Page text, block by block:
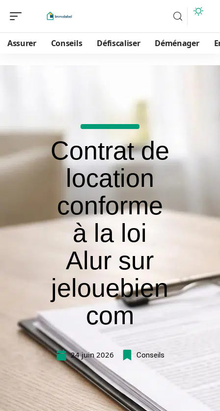
Assurer Conseils Défiscaliser Déménager
Contrat de
location
conforme
à la loi
Alur sur
jelouebien
com
24 juin 2026 Conseils